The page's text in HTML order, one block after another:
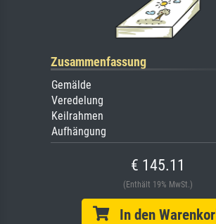
Zusammenfassung
Gemälde
Veredelung
Keilrahmen
Aufhängung
€ 145.11
(Enthält 19% MwSt.)
In den